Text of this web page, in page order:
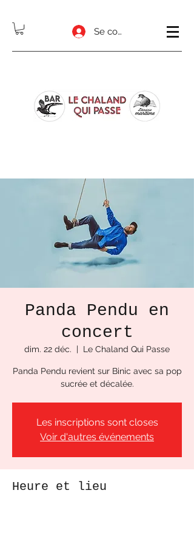
Se connecter
Panda Pendu en
concert
dim. 22 déc.
  |
Le Chaland Qui Passe
Panda Pendu revient sur Binic avec sa pop
sucrée et décalée.
Les inscriptions sont closes
Voir d'autres événements
Heure et lieu